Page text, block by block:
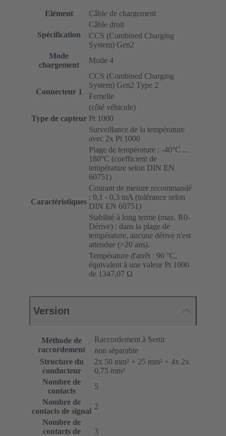
Elément Câble de chargement
Spécification
Câble droit
CCS (Combined Charging
System) Gen2
Mode
chargement
Mode 4
Connecteur 1
CCS (Combined Charging
System) Gen2 Type 2
Femelle
(côté véhicule)
Type de capteur Pt 1000
Caractéristiques
Surveillance de la température
avec 2x Pt 1000
Plage de température : -40°C ...
180°C (coefficient de
température selon DIN EN
60751)
Courant de mesure recommandé
: 0,1 - 0,3 mA (tolérance selon
DIN EN 60751)
Stabilité à long terme (max. R0-
Dérive) : dans la plage de
température, aucune dérive n'est
attendue (>20 ans).
Température d'arrêt : 90 °C,
équivalent à une valeur Pt 1000
de 1347,07 Ω
Version
Méthode de
raccordement
Raccordement à Sertir
non séparable
Structure du
conducteur
2x 50 mm² + 25 mm² + 4x 2x
0,75 mm²
Nombre de
contacts
5
Nombre de
contacts de signal
2
Nombre de
contacts de
3